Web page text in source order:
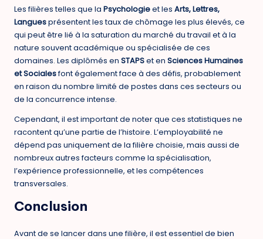
Les filières telles que la Psychologieet les Arts, Lettres,
Languesprésentent les taux de chômage les plus élevés, ce
qui peut être lié à la saturation du marché du travail et à la
nature souvent académique ou spécialisée de ces
domaines. Les diplômés en STAPSet en Sciences Humaines
et Socialesfont également face à des défis, probablement
en raison du nombre limité de postes dans ces secteurs ou
de la concurrence intense.
Cependant, il est important de noter que ces statistiques ne
racontent qu’une partie de l’histoire. L’employabilité ne
dépend pas uniquement de la filière choisie, mais aussi de
nombreux autres facteurs comme la spécialisation,
l’expérience professionnelle, et les compétences
transversales.
Conclusion
Avant de se lancer dans une filière, il est essentiel de bien